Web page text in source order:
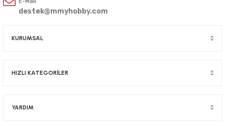
destek@mmyhobby.com
KURUMSAL
HIZLI KATEGORİLER
YARDIM